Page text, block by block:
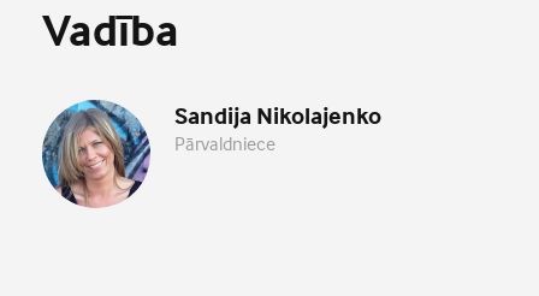
Vadība
Sandija Nikolajenko
Pārvaldniece